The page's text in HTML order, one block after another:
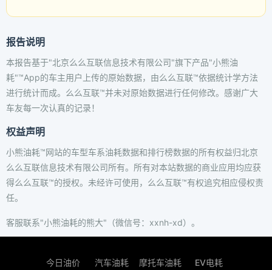
报告说明
本报告基于"北京么么互联信息技术有限公司"旗下产品"小熊油
耗"™App的车主用户上传的原始数据，由么么互联™依据统计学方法
进行统计而成。么么互联™并未对原始数据进行任何修改。感谢广大
车友每一次认真的记录！
权益声明
小熊油耗™网站的车型车系油耗数据和排行榜数据的所有权益归北京
么么互联信息技术有限公司所有。所有对本站数据的商业应用均应获
得么么互联™的授权。未经许可使用，么么互联™有权追究相应侵权责
任。
客服联系"小熊油耗的熊大"（微信号：xxnh-xd）。
今日油价 汽车油耗 摩托车油耗 EV电耗